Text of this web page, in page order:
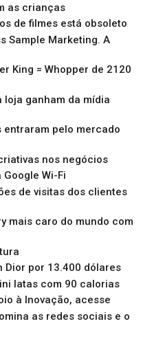
as crianças
de filmes está obsoleto
Sample Marketing. A
King = Whopper de 2120
ganham da mídia
entraram pelo mercado
nos negócios
Wi-Fi
de visitas dos clientes
mais caro do mundo com
Dior por 13.400 dólares
latas com 90 calorias
à Inovação, acesse
as redes sociais e o